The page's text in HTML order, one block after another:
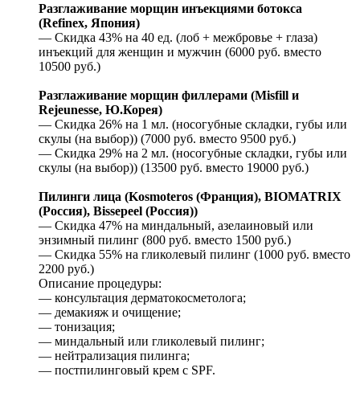
Разглаживание морщин инъекциями ботокса
(Refinex, Япония)
— Скидка 43% на 40 ед. (лоб + межбровье + глаза)
инъекций для женщин и мужчин (6000 руб. вместо
10500 руб.)
Разглаживание морщин филлерами (Misfill и
Rejeunesse, Ю.Корея)
— Скидка 26% на 1 мл. (носогубные складки, губы или
скулы (на выбор)) (7000 руб. вместо 9500 руб.)
— Скидка 29% на 2 мл. (носогубные складки, губы или
скулы (на выбор)) (13500 руб. вместо 19000 руб.)
Пилинги лица (Kosmoteros (Франция), BIOMATRIX
(Россия), Bissepeel (Россия))
— Скидка 47% на миндальный, азелаиновый или
энзимный пилинг (800 руб. вместо 1500 руб.)
— Скидка 55% на гликолевый пилинг (1000 руб. вместо
2200 руб.)
Описание процедуры:
— консультация дерматокосметолога;
— демакияж и очищение;
— тонизация;
— миндальный или гликолевый пилинг;
— нейтрализация пилинга;
— постпилинговый крем с SPF.